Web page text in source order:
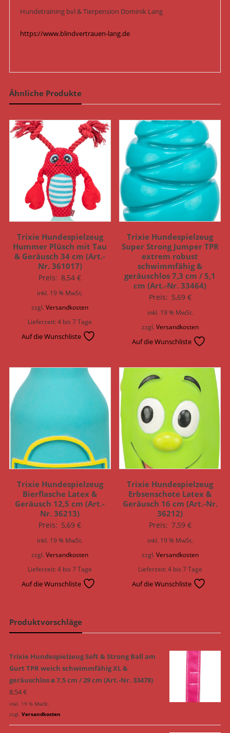
Hundetraining bvl & Tierpension Dominik Lang
https://www.blindvertrauen-lang.de
Ähnliche Produkte
Trixie Hundespielzeug
Hummer Plüsch mit Tau
& Geräusch 34 cm (Art.-
Nr. 361017)
Preis: 8,54€
inkl. 19 % MwSt.
zzgl.Versandkosten
Lieferzeit:4 bis 7 Tage
Auf die Wunschliste
Trixie Hundespielzeug
Super Strong Jumper TPR
extrem robust
schwimmfähig &
geräuschlos 7,3 cm / 5,1
cm (Art.-Nr. 33464)
Preis: 5,69 €
inkl. 19 % MwSt.
zzgl. Versandkosten
Auf die Wunschliste
Trixie Hundespielzeug
Bierflasche Latex &
Geräusch 12,5 cm (Art.-
Nr. 36213)
Preis: 5,69€
inkl. 19 % MwSt.
zzgl.Versandkosten
Lieferzeit:4 bis 7 Tage
Auf die Wunschliste
Trixie Hundespielzeug
Erbsenschote Latex &
Geräusch 16 cm (Art.-Nr.
36212)
Preis: 7,59 €
inkl. 19 % MwSt.
zzgl.Versandkosten
Lieferzeit:4 bis 7 Tage
Auf die Wunschliste
Produktvorschläge
Trixie Hundespielzeug Soft & Strong Ball am
Gurt TPR weich schwimmfähig XL &
geräuschlos ø 7,5 cm / 29 cm (Art.-Nr. 33478)
8,54€
inkl. 19 % MwSt.
zzgl. Versandkosten